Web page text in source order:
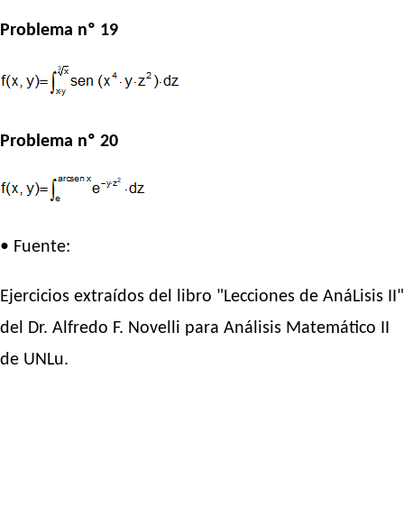
Problema nº 19
Problema nº 20
• Fuente:
Ejercicios extraídos del libro "Lecciones de AnáLisis II"
del Dr. Alfredo F. Novelli para Análisis Matemático II
de UNLu.